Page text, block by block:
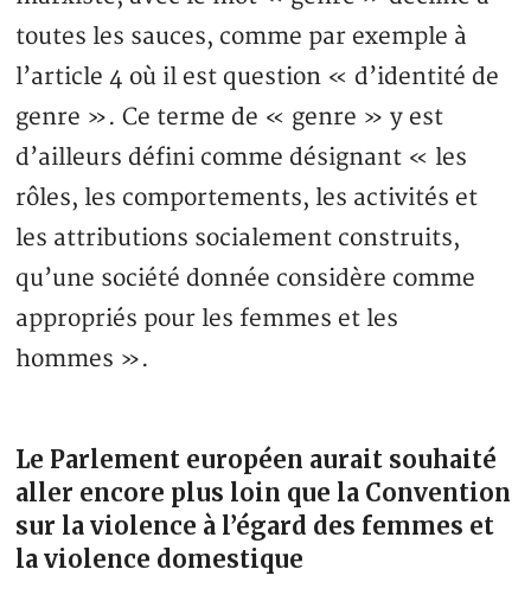
toutes les sauces, comme par exemple à
l’article 4 où il est question « d’identité de
genre ». Ce terme de « genre » y est
d’ailleurs défini comme désignant « les
rôles, les comportements, les activités et
les attributions socialement construits,
qu’une société donnée considère comme
appropriés pour les femmes et les
hommes ».
Le Parlement européen aurait souhaité
aller encore plus loin que la Convention
sur la violence à l’égard des femmes et
la violence domestique